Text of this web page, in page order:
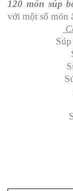
120 món súp
với một số món